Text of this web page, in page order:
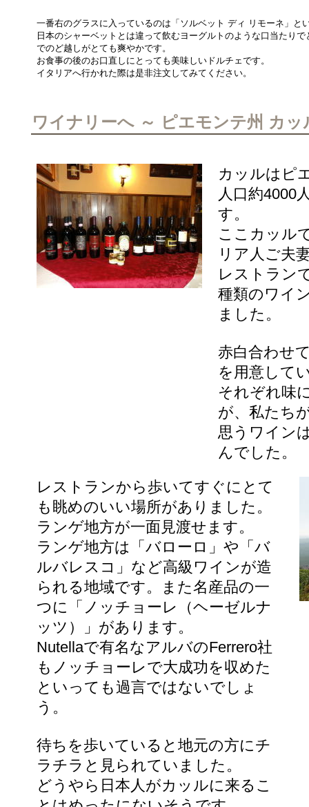
一番右のグラスに入っているのは「ソルベット ディ リモーネ」と
日本のシャーベットとは違って飲むヨーグルトのような口当たり
でのど越しがとても爽やかです。
お食事の後のお口直しにとっても美味しいドルチェです。
イタリアへ行かれた際は是非注文してみてください。
ワイナリーへ ～ ピエモンテ州 カッ
カッルはピ
人口約4000
す。
ここカッル
リア人ご夫
レストラン
種類のワイ
ました。
赤白合わせ
を用意して
それぞれ味
が、私たち
思うワイン
んでした。
レストランから歩いてすぐにとて
も眺めのいい場所がありました。
ランゲ地方が一面見渡せます。
ランゲ地方は「バローロ」や「バ
ルバレスコ」など高級ワインが造
られる地域です。また名産品の一
つに「ノッチョーレ（ヘーゼルナ
ッツ）」があります。
Nutellaで有名なアルバのFerrero社
もノッチョーレで大成功を収めた
といっても過言ではないでしょ
う。
待ちを歩いていると地元の方にチ
ラチラと見られていました。
どうやら日本人がカッルに来るこ